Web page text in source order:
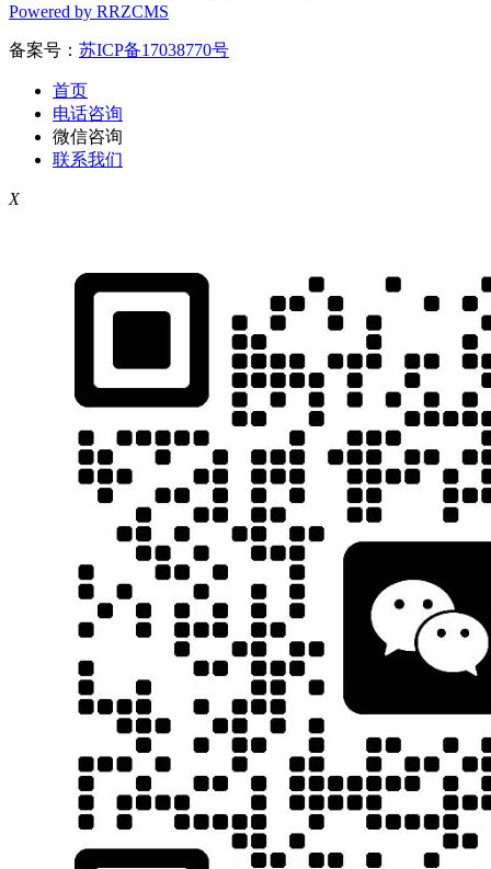
Powered by RRZCMS
备案号： 苏ICP备17038770号
首页
电话咨询
微信咨询
联系我们
X